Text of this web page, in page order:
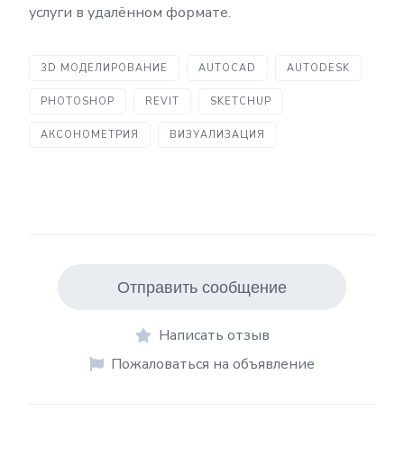
услуги в удалённом формате.
3D МОДЕЛИРОВАНИЕ AUTOCAD AUTODESK
PHOTOSHOP REVIT SKETCHUP
АКСОНОМЕТРИЯ ВИЗУАЛИЗАЦИЯ
Отправить сообщение
Написать отзыв
Пожаловаться на объявление